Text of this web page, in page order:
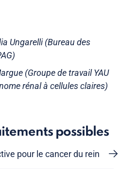
Ungarelli (Bureau des
(Groupe de travail YAU
rénal à cellules claires)
possibles
pour le cancer du rein